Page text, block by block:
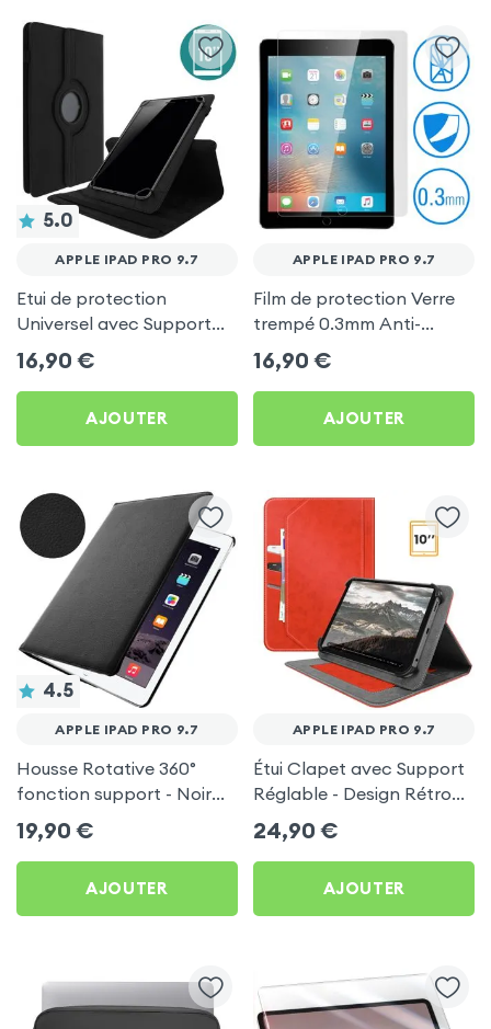
5.0
APPLE IPAD PRO 9.7
Etui de protection
Universel avec Support
360° Rotatif avec
système d'accroche
grappin pour Apple iPad
16,90 €
AJOUTER
APPLE IPAD PRO 9.7
Film de protection Verre
trempé 0.3mm Anti-
Explosion pour Apple iPad
Pro 9.7
16,90 €
AJOUTER
4.5
APPLE IPAD PRO 9.7
Housse Rotative 360°
fonction support - Noir
pour Apple iPad Pro 9.7
19,90 €
AJOUTER
APPLE IPAD PRO 9.7
Étui Clapet avec Support
Réglable - Design Rétro
Rouge pour Apple iPad
Pro 9.7
24,90 €
AJOUTER